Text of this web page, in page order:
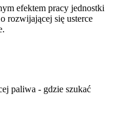
efektem pracy jednostki
rozwijającej się usterce
paliwa - gdzie szukać